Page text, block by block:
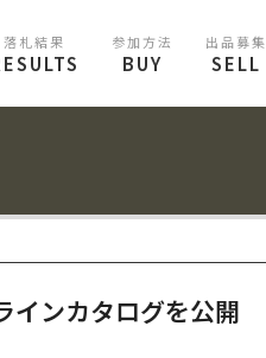
落札結果 参加方法
BUY
出品募集
SELL
ンカタログを公開